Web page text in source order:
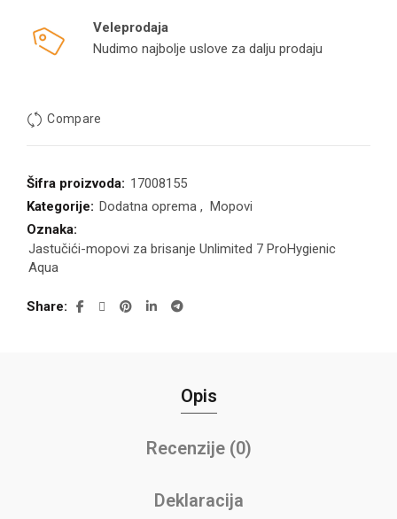
Veleprodaja
Nudimo najbolje uslove za dalju prodaju
Compare
Šifra proizvoda: 17008155
Kategorije: Dodatna oprema ,
Mopovi
Oznaka:
Jastučići-mopovi za brisanje Unlimited 7 ProHygienic
Aqua
Share
Opis
Recenzije (0)
Deklaracija